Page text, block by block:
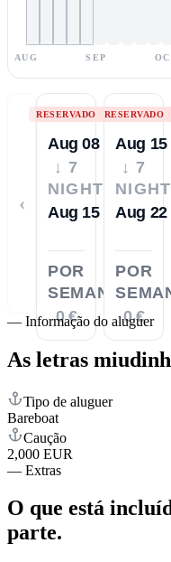
AUG SEP
‹
RESERVADO
Aug 08
↓ 7
NIGHTS
Aug 15
POR
SEMANA
0 €
RESERVADO
Aug 15
↓ 7
Aug 22
POR
0 €
— Informação do aluguer
As letras
Tipo de aluguer
Bareboat
Caução
2,000 EUR
— Extras
O que está
parte.